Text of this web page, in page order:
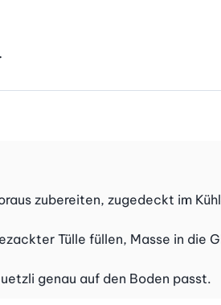
zubereiten, zugedeckt im
Tülle füllen, Masse in die
genau auf den Boden passt.